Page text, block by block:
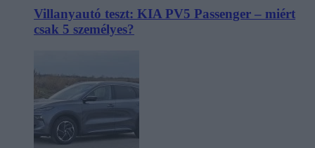
Villanyautó teszt: KIA PV5 Passenger – miért
csak 5 személyes?